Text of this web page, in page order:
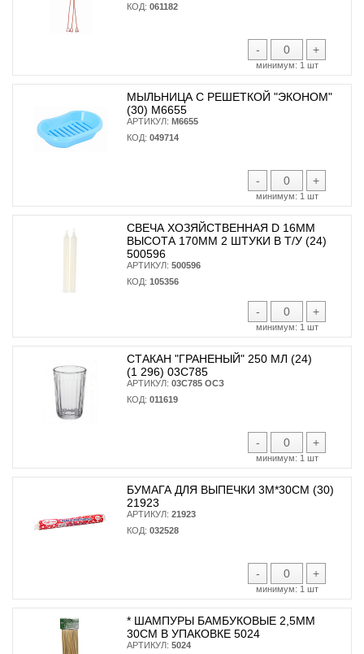
КОД: 061182
- +
минимум: 1 шт
МЫЛЬНИЦА С РЕШЕТКОЙ "ЭКОНОМ"
(30) М6655
АРТИКУЛ: М6655
КОД: 049714
- +
минимум: 1 шт
СВЕЧА ХОЗЯЙСТВЕННАЯ D 16ММ
ВЫСОТА 170ММ 2 ШТУКИ В Т/У (24)
500596
АРТИКУЛ: 500596
КОД: 105356
- +
минимум: 1 шт
СТАКАН "ГРАНЕНЫЙ" 250 МЛ (24)
(1 296) 03С785
АРТИКУЛ: 03С785 ОСЗ
КОД: 011619
- +
минимум: 1 шт
БУМАГА ДЛЯ ВЫПЕЧКИ 3М*30СМ (30)
21923
АРТИКУЛ: 21923
КОД: 032528
- +
минимум: 1 шт
* ШАМПУРЫ БАМБУКОВЫЕ 2,5ММ
30СМ В УПАКОВКЕ 5024
АРТИКУЛ: 5024